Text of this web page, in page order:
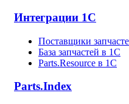
Интеграции 1С
Поставщики
База запчастей в 1С
Parts.Resource в 1C
Parts.Index